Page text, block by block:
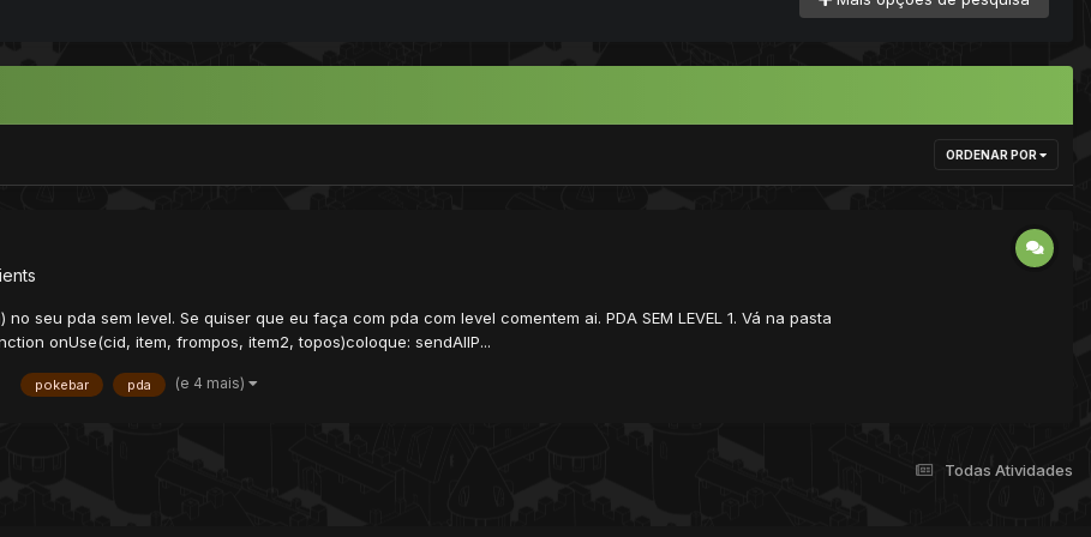
ORDENAR POR
seu pda sem level. Se quiser que eu faça com pda com level comentem ai. PDA SEM LEVEL 1. Vá na pasta
onUse(cid, item, frompos, item2, topos)coloque: sendAllP...
pokebar pda (e 4 mais)
Todas Atividades